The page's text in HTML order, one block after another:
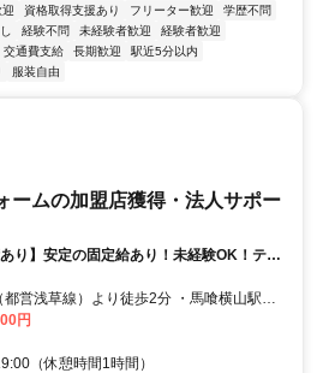
資格取得支援あり フリーター歓迎
学歴不問
経験不問 未経験者歓迎
経験者歓迎
交通費支給 長期歓迎
駅近5分以内
服装自由
ムの加盟店獲得・法人サポー
り】安定の固定給あり！未経験OK！テレ
数名募集！20～50代活躍中！
・馬喰町駅（JR総武本線）より徒歩3分
円
（休憩時間1時間）